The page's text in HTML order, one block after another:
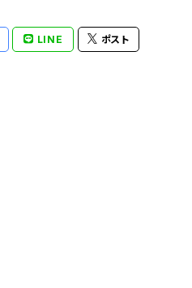
LINE ポスト